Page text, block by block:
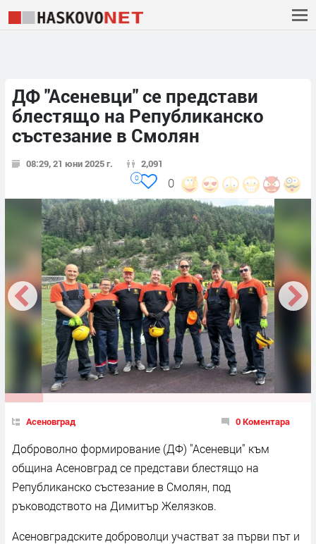
ДФ "Асеневци" се представи
блестящо на Републиканско
състезание в Смолян
08:29, 21 юни 2025 г. 2,091
0
0
Асеновград 0 Коментара
Доброволно формирование (ДФ) "Асеневци" към
община Асеновград се представи блестящо на
Републиканско състезание в Смолян, под
ръководството на Димитър Желязков.
Асеновградските доброволци участват за първи път и